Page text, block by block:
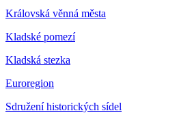
Královská věnná města
Kladské pomezí
Kladská stezka
Euroregion
Sdružení historických sídel